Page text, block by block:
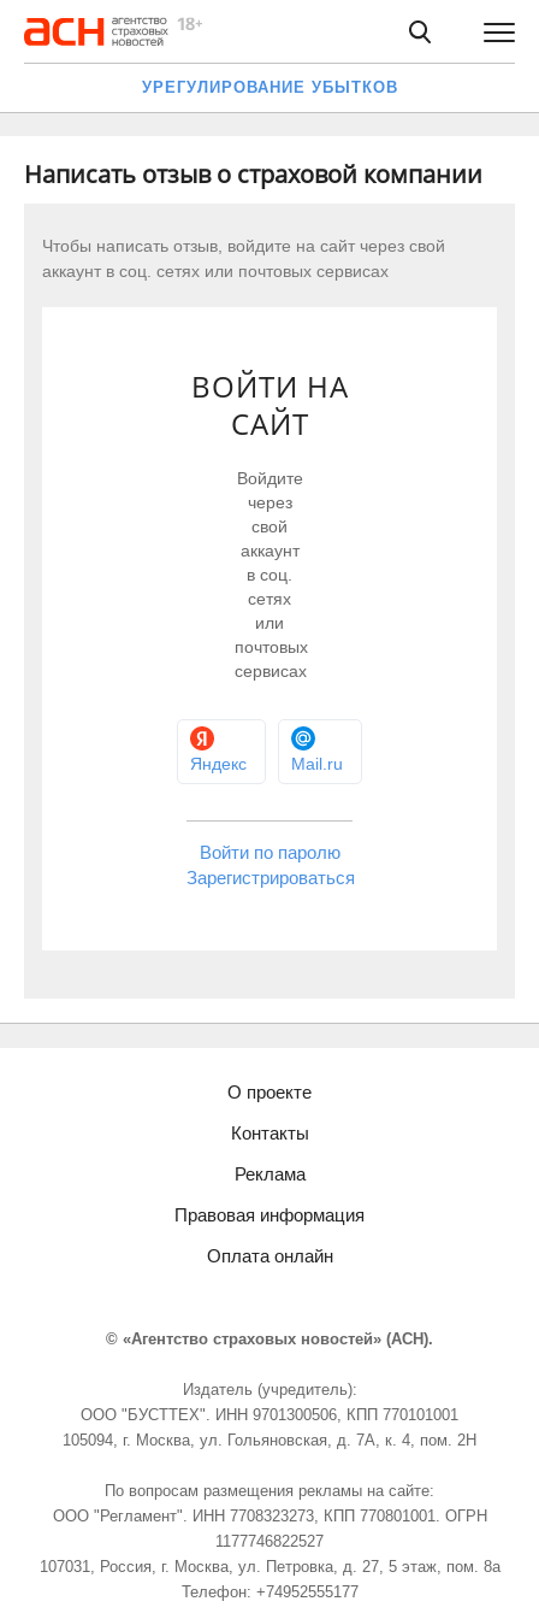
УРЕГУЛИРОВАНИЕ УБЫТКОВ
Написать отзыв о страховой компании
Чтобы написать отзыв, войдите на сайт через свой
аккаунт в соц. сетях или почтовых сервисах
ВОЙТИ НА
САЙТ
Войдите
через
свой
аккаунт
в соц.
сетях
или
почтовых
сервисах
Яндекс Mail.ru
Войти по паролю
Зарегистрироваться
О проекте
Контакты
Реклама
Правовая информация
Оплата онлайн
© «Агентство страховых новостей» (АСН).
Издатель (учредитель):
ООО "БУСТТЕХ". ИНН 9701300506, КПП 770101001
105094, г. Москва, ул. Гольяновская, д. 7А, к. 4, пом. 2Н
По вопросам размещения рекламы на сайте:
ООО "Регламент". ИНН 7708323273, КПП 770801001. ОГРН
1177746822527
107031, Россия, г. Москва, ул. Петровка, д. 27, 5 этаж, пом. 8а
Телефон: +74952555177